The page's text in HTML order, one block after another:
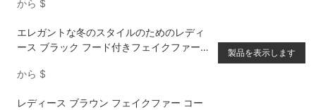
から $
エレガントな冬のスタイルのためのレディ
ース ブラック フード付きフェイクファー
から $
製品を表示します
レディース ブラウン フェイクファー コー